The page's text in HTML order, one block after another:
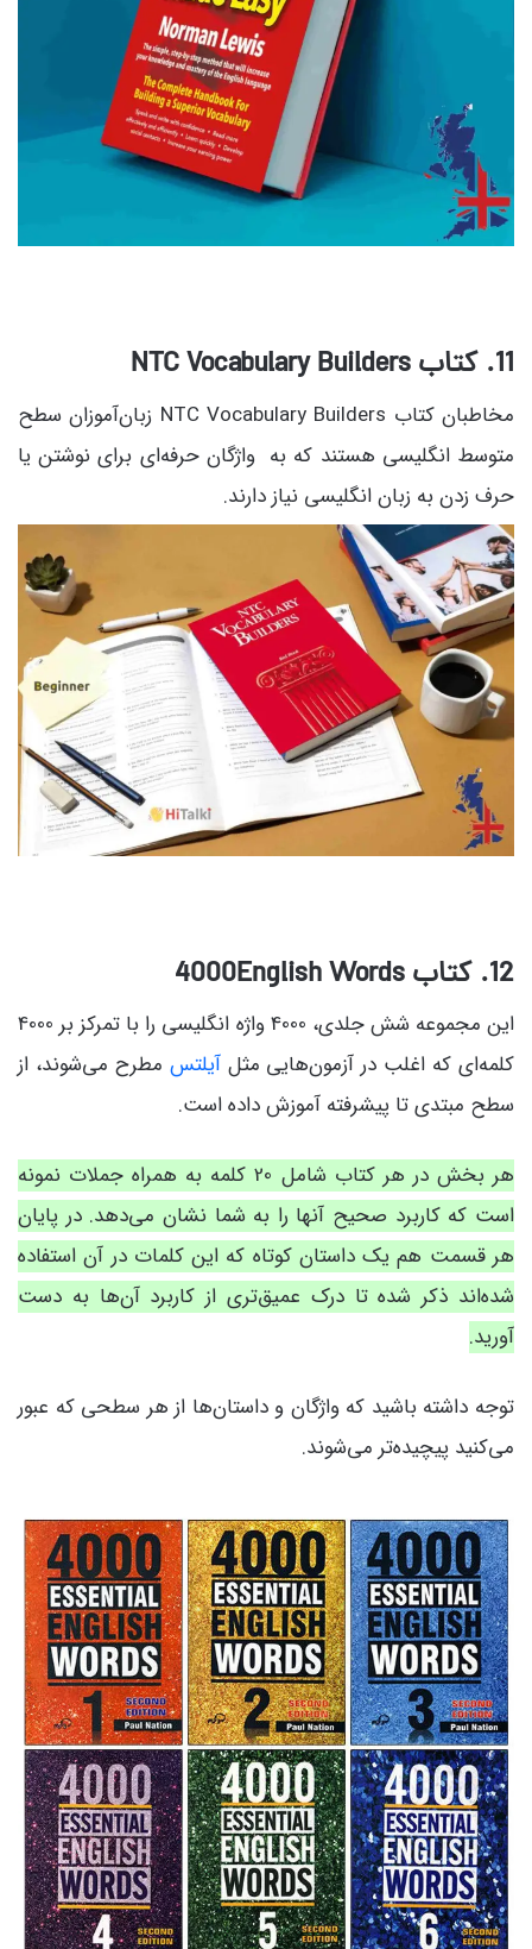
11. کتاب NTC Vocabulary Builders
مخاطبان کتاب NTC Vocabulary Builders زبان‌آموزان سطح
متوسط انگلیسی هستند که به واژگان حرفه‌ای برای نوشتن یا
حرف زدن به زبان انگلیسی نیاز دارند.
12. کتاب 4000English Words
این مجموعه شش جلدی، 4000 واژه انگلیسی را با تمرکز بر 4000
کلمه‌ای که اغلب در آزمون‌هایی مثلآیلتس مطرح می‌شوند، از
سطح مبتدی تا پیشرفته آموزش داده است.
هر بخش در هر کتاب شامل 20 کلمه به همراه جملات نمونه
است که کاربرد صحیح آنها را به شما نشان می‌دهد. در پایان
هر قسمت هم یک داستان کوتاه که این کلمات در آن استفاده
شده‌اند ذکر شده تا درک عمیق‌تری از کاربرد آن‌ها به دست
آورید.
توجه داشته باشید که واژگان و داستان‌ها از هر سطحی که عبور
می‌کنید پیچیده‌تر می‌شوند.